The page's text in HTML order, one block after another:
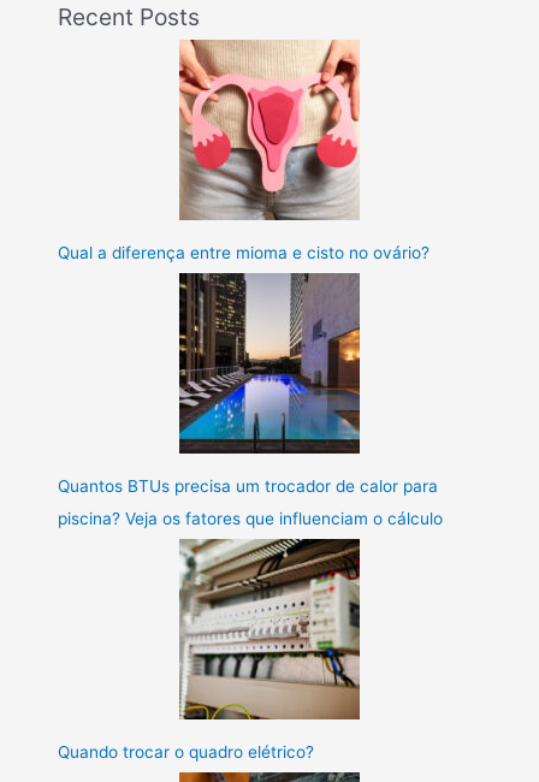
Recent Posts
Qual a diferença entre mioma e cisto no ovário?
Quantos BTUs precisa um trocador de calor para
piscina? Veja os fatores que influenciam o cálculo
Quando trocar o quadro elétrico?